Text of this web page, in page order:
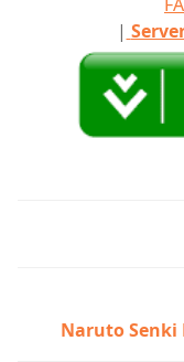
|
Naruto Senki